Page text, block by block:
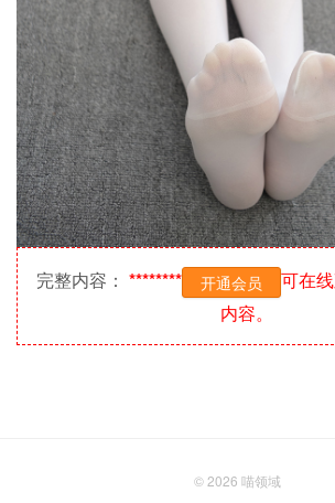
完整内容： ******** 开通会员
可在
内容。
© 2026 喵领域